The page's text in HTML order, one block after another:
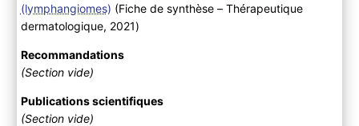
(lymphangiomes) (Fiche de synthèse – Thérapeutique
dermatologique, 2021)
Recommandations
(Section vide)
Publications scientifiques
(Section vide)